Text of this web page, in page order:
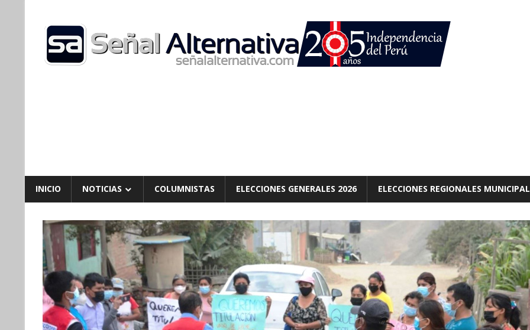
content
INICIO NOTICIAS COLUMNISTAS ELECCIONES GENERALES 2026 ELECCIONES REGIONALES